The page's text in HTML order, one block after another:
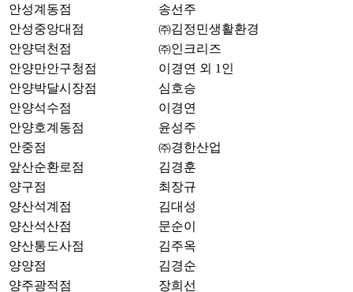
안성계동점
송선주
안성중앙대점
㈜김정민생활환경
안양덕천점
㈜인크리즈
안양만안구청점
이경연 외 1인
안양박달시장점
심호승
안양석수점
이경연
안양호계동점
윤성주
안중점
㈜경한산업
앞산순환로점
김경훈
양구점
최장규
양산석계점
김대성
양산석산점
문순이
양산통도사점
김주옥
양양점
김경순
양주광적점
장희선